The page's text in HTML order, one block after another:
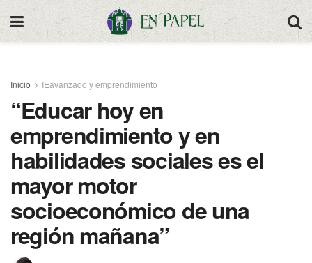
Inicio IEavanzado y emprendimiento
“Educar hoy en
emprendimiento y en
habilidades sociales es el
mayor motor
socioeconómico de una
región mañana”